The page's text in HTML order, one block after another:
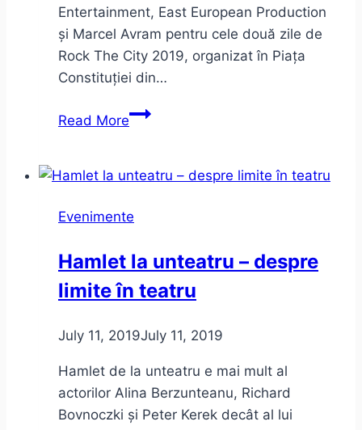
Entertainment, East European Production
și Marcel Avram pentru cele două zile de
Rock The City 2019, organizat în Piața
Constituției din…
Read MoreBon
The
la
The
City
impresii
concert
Evenimente
Hamlet la unteatru – despre
limite în teatru
July 11, 2019July 11, 2019
Hamlet de la unteatru e mai mult al
actorilor Alina Berzunteanu, Richard
Bovnoczki și Peter Kerek decât al lui